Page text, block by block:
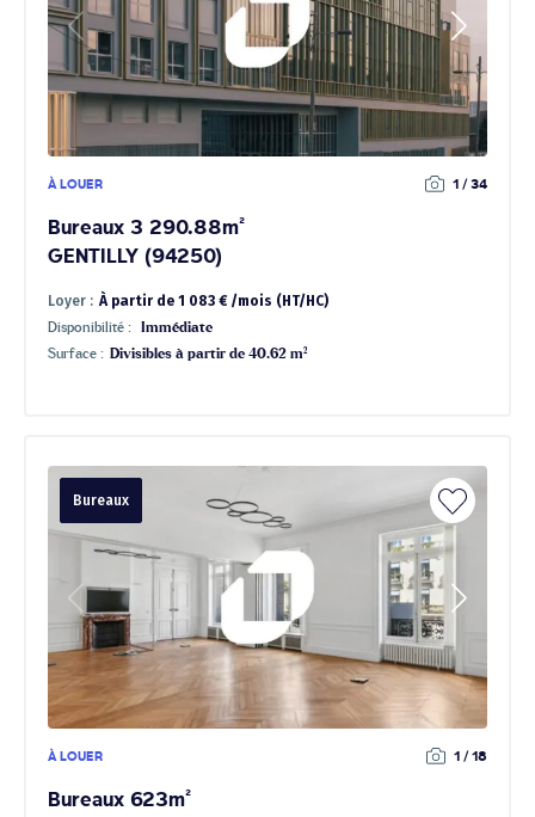
À LOUER 1 / 34
Bureaux 3 290.88m²
GENTILLY (94250)
Loyer : À partir de 1 083 € /mois (HT/HC)
Disponibilité :
Immédiate
Surface : Divisibles à partir de 40.62 m²
Bureaux
À LOUER 1 / 18
Bureaux 623m²